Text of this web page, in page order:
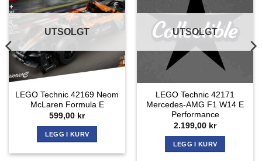
UTSOLGT
LEGO Technic 42169 Neom
McLaren Formula E
599,00 kr
LEGG I KURV
UTSOLGT
LEGO Technic 42171
Mercedes-AMG F1 W14 E
Performance
2.199,00 kr
LEGG I KURV